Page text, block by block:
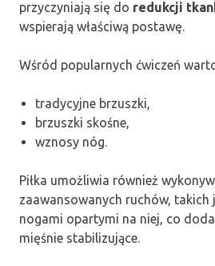
przyczyniają się do redukcji
wspierają właściwą postawę.
Wśród popularnych ćwiczeń
tradycyjne brzuszki,
brzuszki skośne,
wznosy nóg.
Piłka umożliwia również
zaawansowanych ruchów, takich
nogami opartymi na niej, co
mięśnie stabilizujące.